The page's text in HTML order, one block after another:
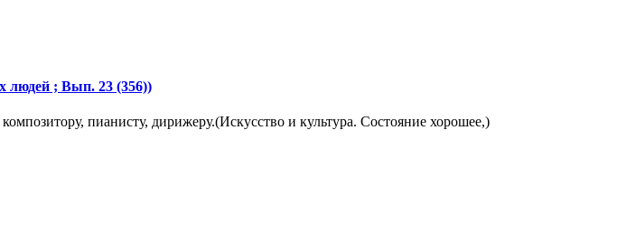
людей ; Вып. 23 (356))
пианисту, дирижеру.(Искусство и культура. Состояние хорошее,)